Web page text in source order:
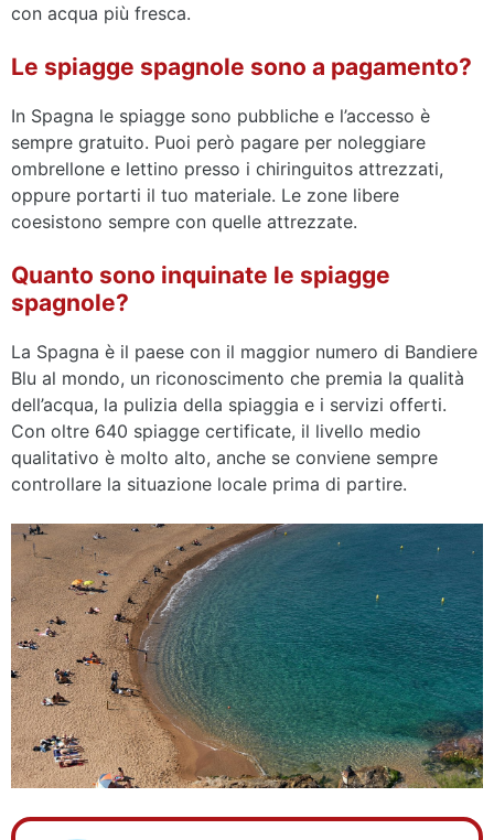
con acqua più fresca.
Le spiagge spagnole sono a pagamento?
In Spagna le spiagge sono pubbliche e l’accesso è
sempre gratuito. Puoi però pagare per noleggiare
ombrellone e lettino presso i chiringuitos attrezzati,
oppure portarti il tuo materiale. Le zone libere
coesistono sempre con quelle attrezzate.
Quanto sono inquinate le spiagge
spagnole?
La Spagna è il paese con il maggior numero di Bandiere
Blu al mondo, un riconoscimento che premia la qualità
dell’acqua, la pulizia della spiaggia e i servizi offerti.
Con oltre 640 spiagge certificate, il livello medio
qualitativo è molto alto, anche se conviene sempre
controllare la situazione locale prima di partire.